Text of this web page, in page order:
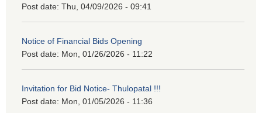
Post date: Thu, 04/09/2026 - 09:41
Notice of Financial Bids Opening
Post date: Mon, 01/26/2026 - 11:22
Invitation for Bid Notice- Thulopatal !!!
Post date: Mon, 01/05/2026 - 11:36